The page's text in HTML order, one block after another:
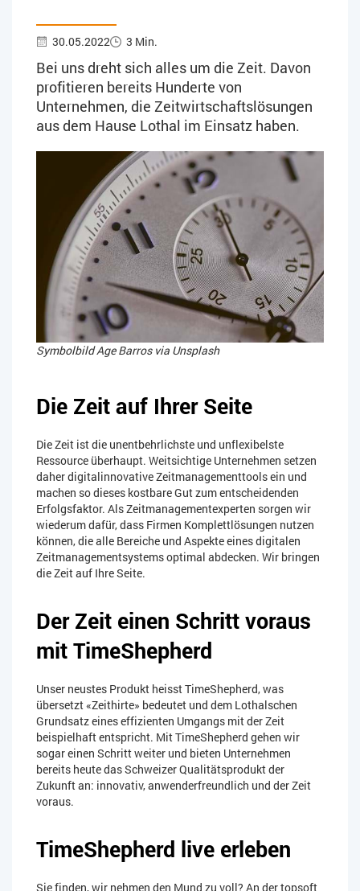
30.05.2022 3 Min.
Bei uns dreht sich alles um die Zeit. Davon
profitieren bereits Hunderte von
Unternehmen, die Zeitwirtschaftslösungen
aus dem Hause Lothal im Einsatz haben.
Symbolbild Age Barros via Unsplash
Die Zeit auf Ihrer Seite
Die Zeit ist die unentbehrlichste und unflexibelste
Ressource überhaupt. Weitsichtige Unternehmen setzen
daher digitalinnovative Zeitmanagementtools ein und
machen so dieses kostbare Gut zum entscheidenden
Erfolgsfaktor. Als Zeitmanagementexperten sorgen wir
wiederum dafür, dass Firmen Komplettlösungen nutzen
können, die alle Bereiche und Aspekte eines digitalen
Zeitmanagementsystems optimal abdecken. Wir bringen
die Zeit auf Ihre Seite.
Der Zeit einen Schritt voraus
mit TimeShepherd
Unser neustes Produkt heisst TimeShepherd, was
übersetzt «Zeithirte» bedeutet und dem Lothalschen
Grundsatz eines effizienten Umgangs mit der Zeit
beispielhaft entspricht. Mit TimeShepherd gehen wir
sogar einen Schritt weiter und bieten Unternehmen
bereits heute das Schweizer Qualitätsprodukt der
Zukunft an: innovativ, anwenderfreundlich und der Zeit
voraus.
TimeShepherd live erleben
Sie finden, wir nehmen den Mund zu voll? An der topsoft